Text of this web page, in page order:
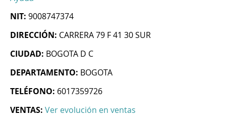
NIT: 9008747374
DIRECCIÓN: CARRERA 79 F 41 30 SUR
CIUDAD: BOGOTA D C
DEPARTAMENTO: BOGOTA
TELÉFONO: 6017359726
VENTAS: Ver evolución en ventas